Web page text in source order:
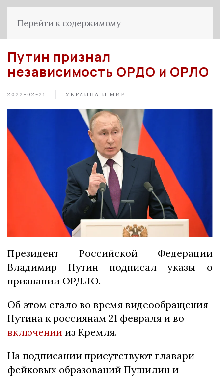
Перейти к содержимому
Путин признал
независимость ОРДО и ОРЛО
2022-02-21 УКРАИНА И МИР
Президент Российской Федерации
Владимир Путин подписал указы о
признании ОРДЛО.
Об этом стало во время видеообращения
Путина к россиянам 21 февраля и во
включении из Кремля.
На подписании присутствуют главари
фейковых образований Пушилин и